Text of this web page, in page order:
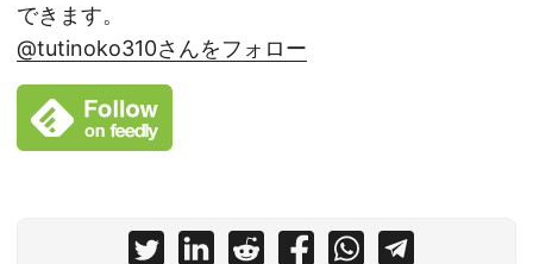
できます。
@tutinoko310さんをフォロー